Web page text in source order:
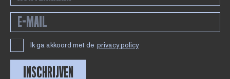
Ik ga akkoord met de privacy policy
INSCHRIJVEN